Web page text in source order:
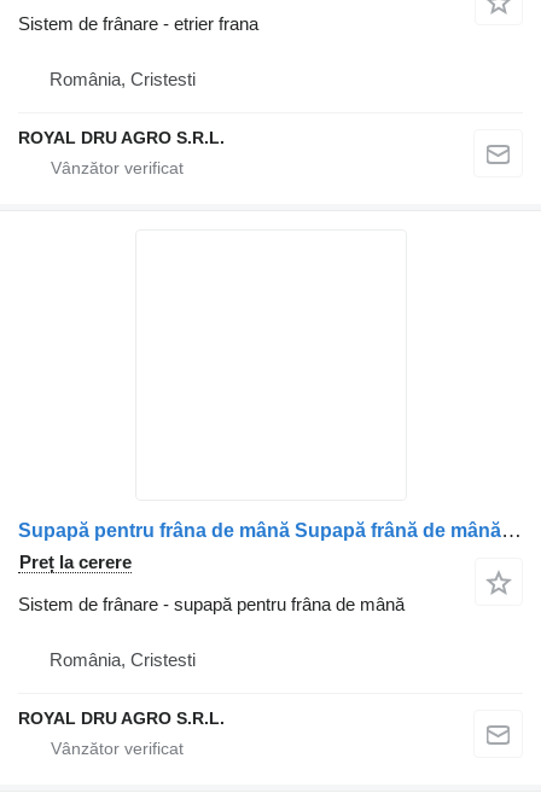
Sistem de frânare - etrier frana
România, Cristesti
ROYAL DRU AGRO S.R.L.
Supapă pentru frâna de mână Supapă frână de mână pentru pentru camion DAF 1845503 2122600 2208150
Preț la cerere
Sistem de frânare - supapă pentru frâna de mână
România, Cristesti
ROYAL DRU AGRO S.R.L.